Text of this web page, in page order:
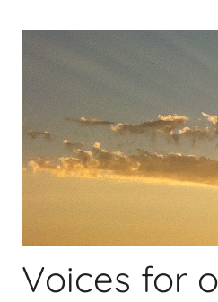
springen
Voices for